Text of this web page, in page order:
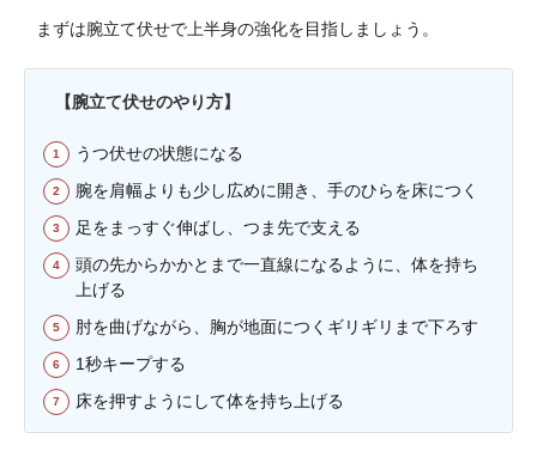
まずは腕立て伏せで上半身の強化を目指しましょう。
【腕立て伏せのやり方】
うつ伏せの状態になる
腕を肩幅よりも少し広めに開き、手のひらを床につく
足をまっすぐ伸ばし、つま先で支える
頭の先からかかとまで一直線になるように、体を持ち
上げる
肘を曲げながら、胸が地面につくギリギリまで下ろす
1秒キープする
床を押すようにして体を持ち上げる